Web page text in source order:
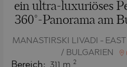
ein ultra-luxuriöses
360°-Panorama am
MANASTIRSKI LIVADI -
/ BULGARIEN
2